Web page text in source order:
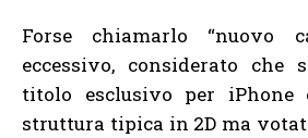
Forse chiamarlo “nuovo
eccessivo, considerato
titolo esclusivo per iPhone
struttura tipica in 2D ma